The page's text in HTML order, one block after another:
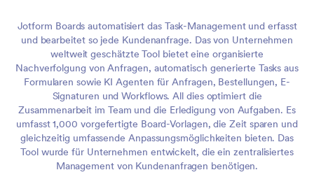
Jotform Boards automatisiert das Task-Management und erfasst
und bearbeitet so jede Kundenanfrage. Das von Unternehmen
weltweit geschätzte Tool bietet eine organisierte
Nachverfolgung von Anfragen, automatisch generierte Tasks aus
Formularen sowie KI Agenten für Anfragen, Bestellungen, E-
Signaturen und Workflows. All dies optimiert die
Zusammenarbeit im Team und die Erledigung von Aufgaben. Es
umfasst 1,000 vorgefertigte Board-Vorlagen, die Zeit sparen und
gleichzeitig umfassende Anpassungsmöglichkeiten bieten. Das
Tool wurde für Unternehmen entwickelt, die ein zentralisiertes
Management von Kundenanfragen benötigen.